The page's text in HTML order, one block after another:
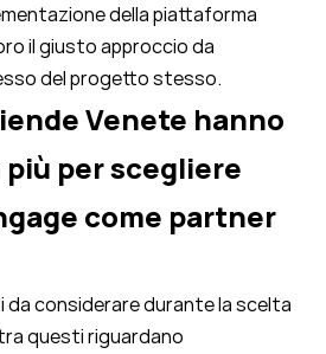
della piattaforma
il giusto approccio da
del progetto stesso.
Venete hanno
per scegliere
come partner
da considerare durante la scelta
questi riguardano